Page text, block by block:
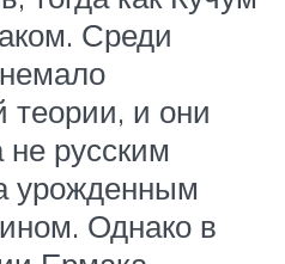
Среди
теории, и они
русским
урожденным
Однако в